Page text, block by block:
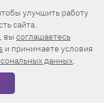
чашка без
улучшить работу
сайта.
вы соглашаетесь
и принимаете условия
данных.